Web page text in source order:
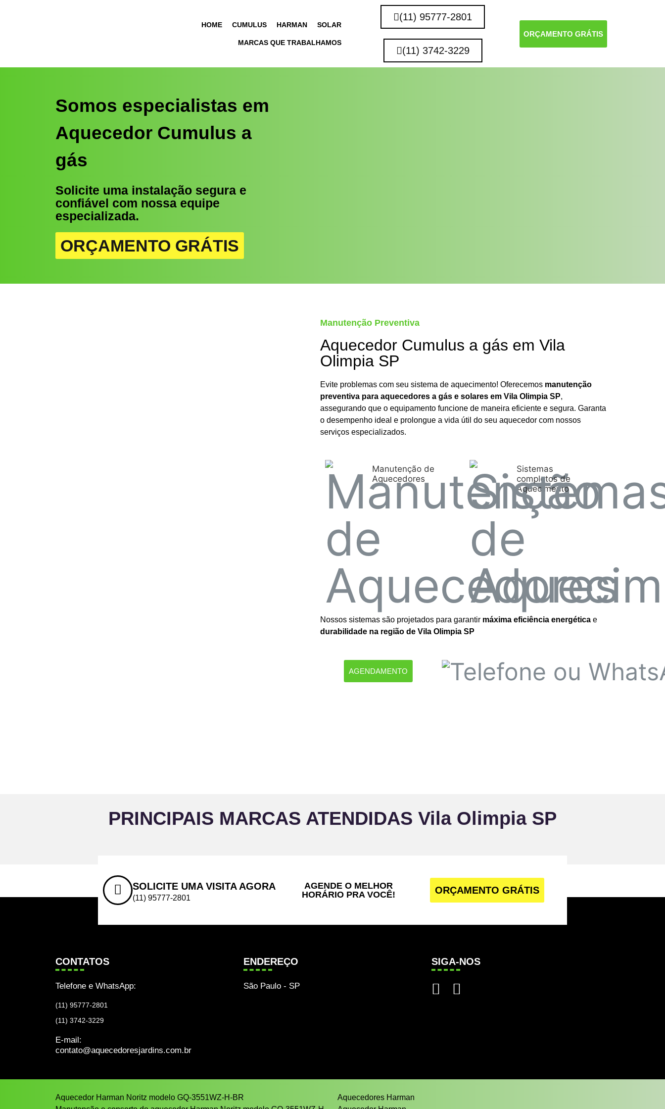
HOME CUMULUS HARMAN SOLAR
MARCAS QUE TRABALHAMOS
(11) 95777-2801
(11) 3742-3229
ORÇAMENTO GRÁTIS
Somos especialistas em
Aquecedor Cumulus a
gás
Solicite uma instalação segura e
confiável com nossa equipe
especializada.
ORÇAMENTO GRÁTIS
Manutenção Preventiva
Aquecedor Cumulus a gás em Vila
Olimpia SP
Evite problemas com seu sistema de aquecimento! Oferecemos manutenção
preventiva para aquecedores a gás e solares em Vila Olimpia SP,
assegurando que o equipamento funcione de maneira eficiente e segura. Garanta
o desempenho ideal e prolongue a vida útil do seu aquecedor com nossos
serviços especializados.
Manutenção de
Aquecedores
Sistemas
completos de
Aquecimento
Nossos sistemas são projetados para garantir máxima eficiência energéticae
durabilidade na região de Vila Olimpia SP
AGENDAMENTO
PRINCIPAIS MARCAS ATENDIDAS Vila Olimpia SP
SOLICITE UMA VISITA AGORA
(11) 95777-2801
AGENDE O MELHOR
HORÁRIO PRA VOCÊ!
ORÇAMENTO GRÁTIS
CONTATOS
Telefone e WhatsApp:
(11) 95777-2801
(11) 3742-3229
E-mail:
contato@aquecedoresjardins.com.br
ENDEREÇO
São Paulo - SP
SIGA-NOS
Aquecedor Harman Noritz modelo GQ-3551WZ-H-BR
Aquecedores Harman